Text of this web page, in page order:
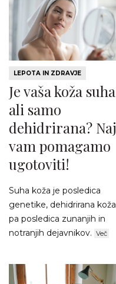
LEPOTA IN ZDRAVJE
Je vaša koža suha
ali samo
dehidrirana? Naj
vam pomagamo
ugotoviti!
Suha koža je posledica
genetike, dehidrirana koža
pa posledica zunanjih in
notranjih dejavnikov. Več